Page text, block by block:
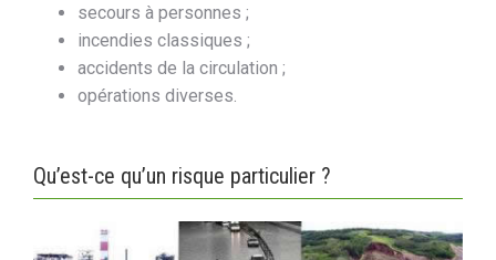
secours à personnes ;
incendies classiques ;
accidents de la circulation ;
opérations diverses.
Qu’est-ce qu’un risque particulier ?